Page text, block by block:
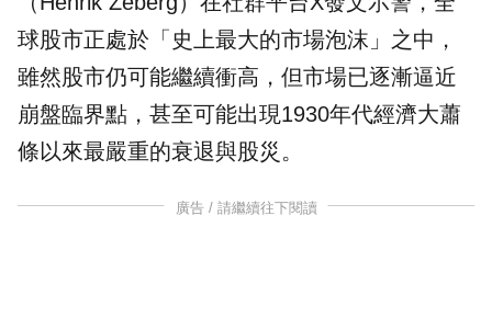
球股市正處於「史上最大的市場泡沫 」之中，
雖然股市仍可能繼續衝高，但市場已逐漸逼近
崩盤臨界點，甚至可能出現1930年代經濟大蕭
條以來最嚴重的衰退與股災。
廣告 / 請繼續往下閱讀